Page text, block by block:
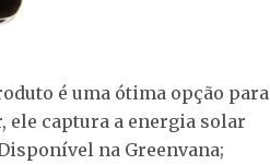
é uma ótima opção para
ele captura a energia solar
na Greenvana;